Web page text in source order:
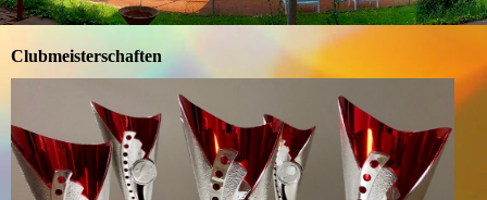
Clubmeisterschaften